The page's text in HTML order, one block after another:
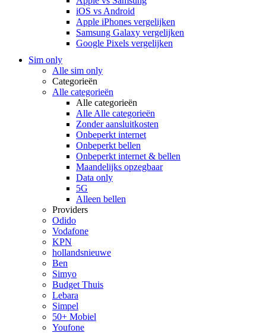
iOS vs Android
Apple iPhones vergelijken
Samsung Galaxy vergelijken
Google Pixels vergelijken
Sim only
Alle sim only
Categorieën
Alle categorieën
Alle categorieën
Alle Alle categorieën
Zonder aansluitkosten
Onbeperkt internet
Onbeperkt bellen
Onbeperkt internet & bellen
Maandelijks opzegbaar
Data only
5G
Alleen bellen
Providers
Odido
Vodafone
KPN
hollandsnieuwe
Ben
Simyo
Budget Thuis
Lebara
Simpel
50+ Mobiel
Youfone